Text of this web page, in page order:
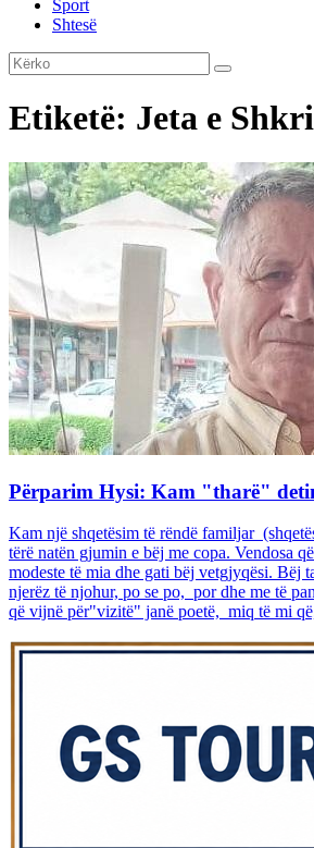
Sport
Shtesë
Etiketë: Jeta e
Përparim Hysi: Kam "tharë"
Kam një shqetësim të rëndë familjar
tërë natën gjumin e bëj me copa. Vendosa
modeste të mia dhe gati bëj vetgjyqësi. Bëj
njerëz të njohur, po se po, por dhe me të
që vijnë për"vizitë" janë poetë, miq të mi